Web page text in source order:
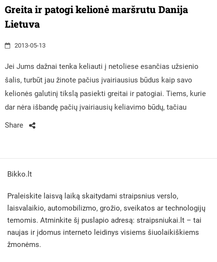
Greita ir patogi kelionė maršrutu Danija
Lietuva
2013-05-13
Jei Jums dažnai tenka keliauti į netoliese esančias užsienio
šalis, turbūt jau žinote pačius įvairiausius būdus kaip savo
kelionės galutinį tikslą pasiekti greitai ir patogiai. Tiems, kurie
dar nėra išbandę pačių įvairiausių keliavimo būdų, tačiau
Share
Bikko.lt
Praleiskite laisvą laiką skaitydami straipsnius verslo,
laisvalaikio, automobilizmo, grožio, sveikatos ar technologijų
temomis. Atminkite šį puslapio adresą: straipsniukai.lt – tai
naujas ir įdomus interneto leidinys visiems šiuolaikiškiems
žmonėms.